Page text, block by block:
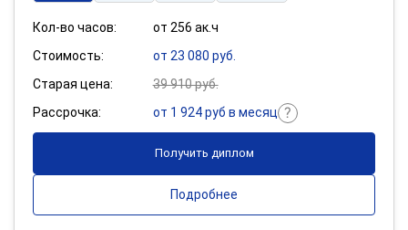
Кол-во часов:
от 256 ак.ч
Стоимость:
от 23 080 руб.
Старая цена:
39 910 руб.
Рассрочка:
от 1 924 руб в месяц
Получить диплом
Подробнее